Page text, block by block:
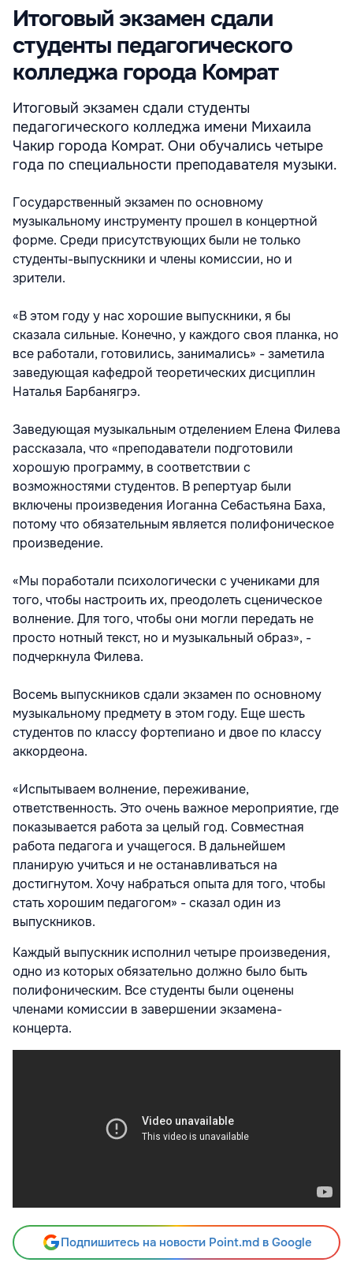
Итоговый экзамен сдали
студенты педагогического
колледжа города Комрат
Итоговый экзамен сдали студенты
педагогического колледжа имени Михаила
Чакир города Комрат. Они обучались четыре
года по специальности преподавателя музыки.
Государственный экзамен по основному
музыкальному инструменту прошел в концертной
форме. Среди присутствующих были не только
студенты-выпускники и члены комиссии, но и
зрители.
«В этом году у нас хорошие выпускники, я бы
сказала сильные. Конечно, у каждого своя планка, но
все работали, готовились, занимались» - заметила
заведующая кафедрой теоретических дисциплин
Наталья Барбанягрэ.
Заведующая музыкальным отделением Елена Филева
рассказала, что «преподаватели подготовили
хорошую программу, в соответствии с
возможностями студентов. В репертуар были
включены произведения Иоганна Себастьяна Баха,
потому что обязательным является полифоническое
произведение.
«Мы поработали психологически с учениками для
того, чтобы настроить их, преодолеть сценическое
волнение. Для того, чтобы они могли передать не
просто нотный текст, но и музыкальный образ», -
подчеркнула Филева.
Восемь выпускников сдали экзамен по основному
музыкальному предмету в этом году. Еще шесть
студентов по классу фортепиано и двое по классу
аккордеона.
«Испытываем волнение, переживание,
ответственность. Это очень важное мероприятие, где
показывается работа за целый год. Совместная
работа педагога и учащегося. В дальнейшем
планирую учиться и не останавливаться на
достигнутом. Хочу набраться опыта для того, чтобы
стать хорошим педагогом» - сказал один из
выпускников.
Каждый выпускник исполнил четыре произведения,
одно из которых обязательно должно было быть
полифоническим. Все студенты были оценены
членами комиссии в завершении экзамена-
концерта.
Подпишитесь на новости Point.md в Google